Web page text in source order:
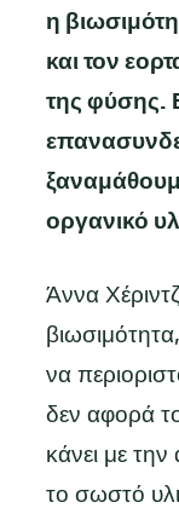
η
και τον
της φύσης.
οργανικό
Άννα
να
δεν αφορά
κάνει με
το σωστό